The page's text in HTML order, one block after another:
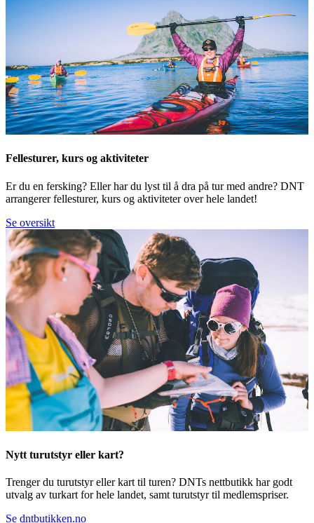
Fellesturer, kurs og aktiviteter
Er du en fersking? Eller har du lyst til å dra på tur med andre? DNT
arrangerer fellesturer, kurs og aktiviteter over hele landet!
Se oversikt
Nytt turutstyr eller kart?
Trenger du turutstyr eller kart til turen? DNTs nettbutikk har godt
utvalg av turkart for hele landet, samt turutstyr til medlemspriser.
Se dntbutikken.no